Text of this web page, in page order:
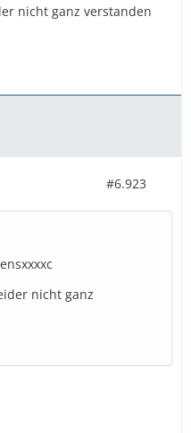
nicht ganz verstanden
#6.923
nicht ganz